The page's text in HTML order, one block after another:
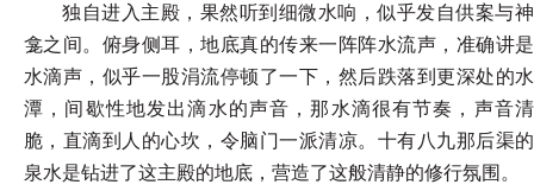
独自进入主殿，果然听到细微水响，似乎发自供案与神
龛之间。俯身侧耳，地底真的传来一阵阵水流声，准确讲是
水滴声，似乎一股涓流停顿了一下，然后跌落到更深处的水
潭，间歇性地发出滴水的声音，那水滴很有节奏，声音清
脆，直滴到人的心坎，令脑门一派清凉。十有八九那后渠的
泉水是钻进了这主殿的地底，营造了这般清静的修行氛围。